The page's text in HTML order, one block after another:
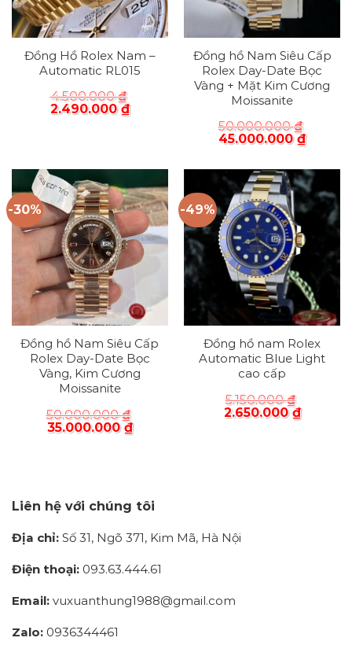
Đồng Hồ Rolex Nam –
Automatic RL015
4.500.000₫
2.490.000₫
Đồng hồ Nam Siêu Cấp
Rolex Day-Date Bọc
Vàng + Mặt Kim Cương
Moissanite
50.000.000₫
45.000.000₫
-30%
Đồng hồ Nam Siêu Cấp
Rolex Day-Date Bọc
Vàng, Kim Cương
Moissanite
50.000.000₫
35.000.000₫
-49%
Đồng hồ nam Rolex
Automatic Blue Light
cao cấp
5.150.000₫
2.650.000₫
Liên hệ với chúng tôi
Địa chỉ: Số 31, Ngõ 371, Kim Mã, Hà Nội
Điện thoại: 093.63.444.61
Email: vuxuanthung1988@gmail.com
Zalo: 0936344461